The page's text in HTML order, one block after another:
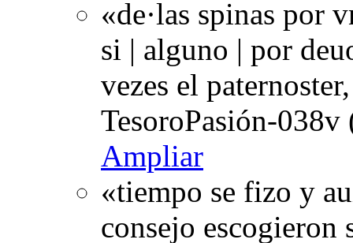
«de·las spinas por
si | alguno | por
vezes el
TesoroPasión-
Ampliar
«tiempo se fizo y
consejo escogieron